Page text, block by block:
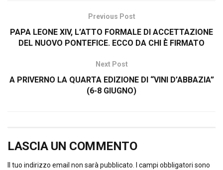
Previous Post
PAPA LEONE XIV, L’ATTO FORMALE DI ACCETTAZIONE
DEL NUOVO PONTEFICE. ECCO DA CHI È FIRMATO
Next Post
A PRIVERNO LA QUARTA EDIZIONE DI “VINI D’ABBAZIA”
(6-8 GIUGNO)
LASCIA UN COMMENTO
Il tuo indirizzo email non sarà pubblicato. I campi obbligatori sono